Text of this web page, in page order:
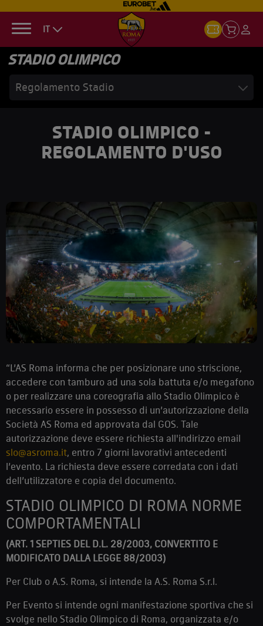
IT
STADIO OLIMPICO
Regolamento Stadio
STADIO OLIMPICO -
REGOLAMENTO D'USO
“L’AS Roma informa che per posizionare uno striscione,
accedere con tamburo ad una sola battuta e/o megafono
o per realizzare una coreografia allo Stadio Olimpico è
necessario essere in possesso di un’autorizzazione della
Società AS Roma ed approvata dal GOS. Tale
autorizzazione deve essere richiesta all'indirizzo email
slo@asroma.it, entro 7 giorni lavorativi antecedenti
l’evento. La richiesta deve essere corredata con i dati
dell’utilizzatore e copia del documento.
STADIO OLIMPICO DI ROMA NORME
COMPORTAMENTALI
(ART. 1 SEPTIES DEL D.L. 28/2003, CONVERTITO E
MODIFICATO DALLA LEGGE 88/2003)
Per Club o A.S. Roma, si intende la A.S. Roma S.r.l.
Per Evento si intende ogni manifestazione sportiva che si
svolge nello Stadio Olimpico di Roma, organizzata e/o